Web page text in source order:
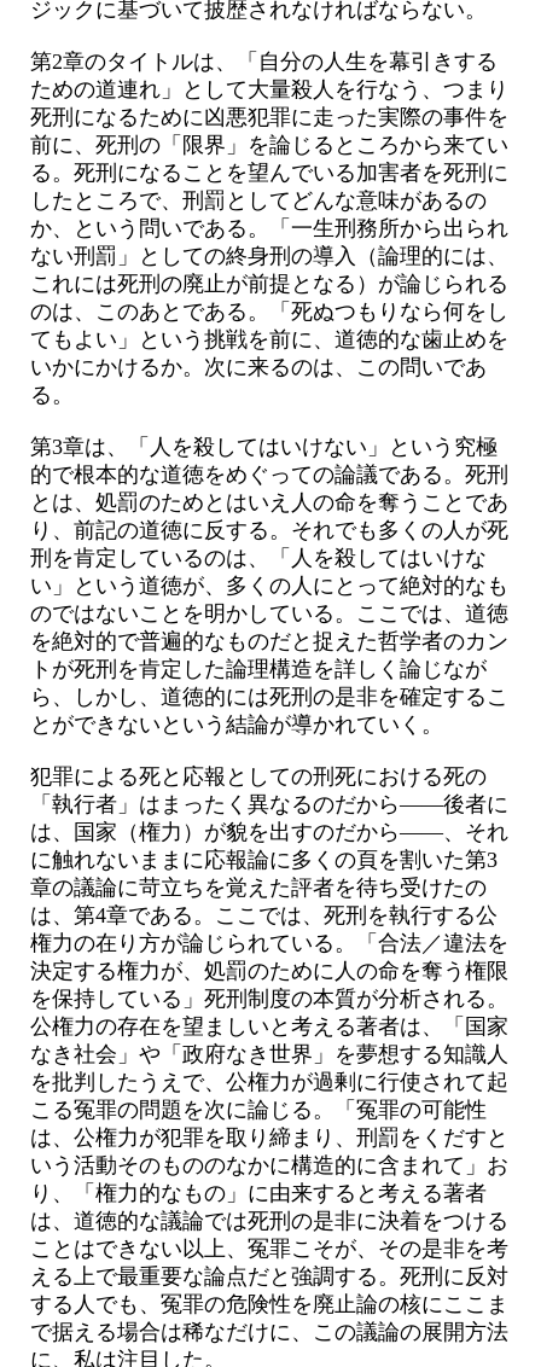
ジックに基づいて披歴されなければならない。
第2章のタイトルは、「自分の人生を幕引きする
ための道連れ」として大量殺人を行なう、つまり
死刑になるために凶悪犯罪に走った実際の事件を
前に、死刑の「限界」を論じるところから来てい
る。死刑になることを望んでいる加害者を死刑に
したところで、刑罰としてどんな意味があるの
か、という問いである。「一生刑務所から出られ
ない刑罰」としての終身刑の導入（論理的には、
これには死刑の廃止が前提となる）が論じられる
のは、このあとである。「死ぬつもりなら何をし
てもよい」という挑戦を前に、道徳的な歯止めを
いかにかけるか。次に来るのは、この問いであ
る。
第3章は、「人を殺してはいけない」という究極
的で根本的な道徳をめぐっての論議である。死刑
とは、処罰のためとはいえ人の命を奪うことであ
り、前記の道徳に反する。それでも多くの人が死
刑を肯定しているのは、「人を殺してはいけな
い」という道徳が、多くの人にとって絶対的なも
のではないことを明かしている。ここでは、道徳
を絶対的で普遍的なものだと捉えた哲学者のカン
トが死刑を肯定した論理構造を詳しく論じなが
ら、しかし、道徳的には死刑の是非を確定するこ
とができないという結論が導かれていく。
犯罪による死と応報としての刑死における死の
「執行者」はまったく異なるのだから――後者に
は、国家（権力）が貌を出すのだから――、それ
に触れないままに応報論に多くの頁を割いた第3
章の議論に苛立ちを覚えた評者を待ち受けたの
は、第4章である。ここでは、死刑を執行する公
権力の在り方が論じられている。「合法／違法を
決定する権力が、処罰のために人の命を奪う権限
を保持している」死刑制度の本質が分析される。
公権力の存在を望ましいと考える著者は、「国家
なき社会」や「政府なき世界」を夢想する知識人
を批判したうえで、公権力が過剰に行使されて起
こる冤罪の問題を次に論じる。「冤罪の可能性
は、公権力が犯罪を取り締まり、刑罰をくだすと
いう活動そのもののなかに構造的に含まれて」お
り、「権力的なもの」に由来すると考える著者
は、道徳的な議論では死刑の是非に決着をつける
ことはできない以上、冤罪こそが、その是非を考
える上で最重要な論点だと強調する。死刑に反対
する人でも、冤罪の危険性を廃止論の核にここま
で据える場合は稀なだけに、この議論の展開方法
に、私は注目した。